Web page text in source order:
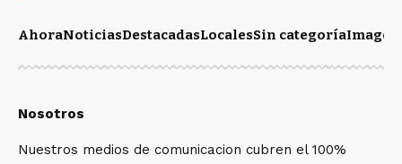
AhoraNoticiasDestacadasLocalesSin categoríaImagen
Nosotros
Nuestros medios de comunicacion cubren el 100%